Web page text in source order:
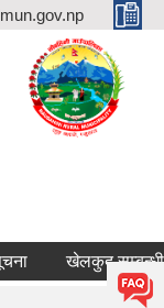
खेलकुद सम्बन्धी